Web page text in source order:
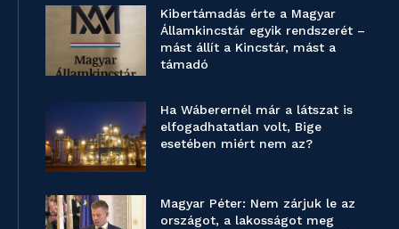
Kibertámadás érte a Magyar
Államkincstár egyik rendszerét –
mást állít a Kincstár, mást a
támadó
Ha Wáberernél már a látszat is
elfogadhatatlan volt, Bige
esetében miért nem az?
Magyar Péter: Nem zárjuk le az
országot, a lakosságot meg